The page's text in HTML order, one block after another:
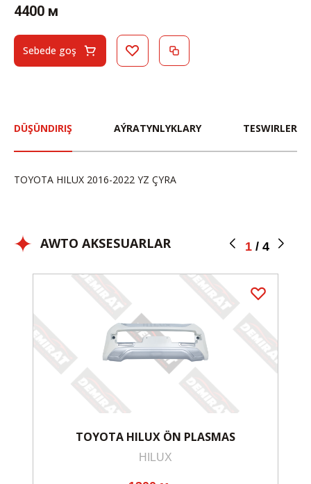
4400 м
Sebede goş
DÜŞÜNDIRIŞ AÝRATYNLYKLARY TESWIRLER
TOYOTA HILUX 2016-2022 YZ ÇYRA
AWTO AKSESUARLAR 1 / 4
TOYOTA HILUX ÖN PLASMAS
HILUX